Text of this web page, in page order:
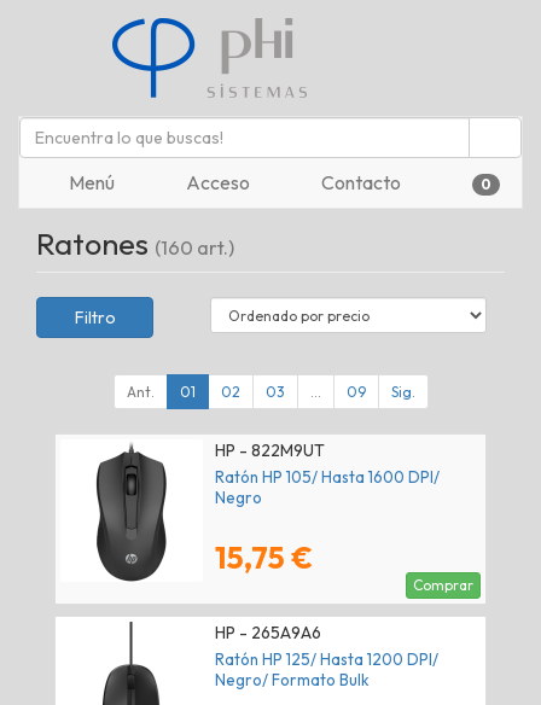
Menú Acceso Contacto 0
Ratones (160 art.)
Filtro
Ant. 01 02 03 ... 09 Sig.
HP - 822M9UT
Ratón HP 105/ Hasta 1600 DPI/
Negro
15,75 €
Comprar
HP - 265A9A6
Ratón HP 125/ Hasta 1200 DPI/
Negro/ Formato Bulk